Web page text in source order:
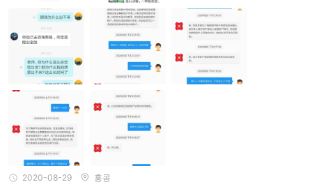
기관 고객을 위한 불만 처리:
DBS는 고객의 불만을 심각하게 다루며, 이를 처리하기 위한 전용 절
차를 갖고 있습니다.
은행의 각 지점에는 고객 불만 처리 담당자가 있으며, 고객의 불만을
접수하고 처리합니다.
불만 처리 절차에는 불만 접수를 5일 이내에 확인하고, 고객에게 15
일 이내에 응답하며, 복잡한 사례는 최대 60일 이내에 처리되도록
보장하는 것이 포함됩니다.
미해결된 불만은 은행 본사의 불만 관리 부서로 에스컬레이션되어
추가 조사 및 해결을 위해 처리됩니다.
BusinessCare 핫라인:
하므로 인출하려면 계정의 10 %를 더 지불해야한다고 고객 서비스에
요청합니다. 그러한 상황이 발생하면 경찰에 신고하십시오. 이것은
내 개인적인 경험에서 나온 것입니다.
2020-08-29 홍콩